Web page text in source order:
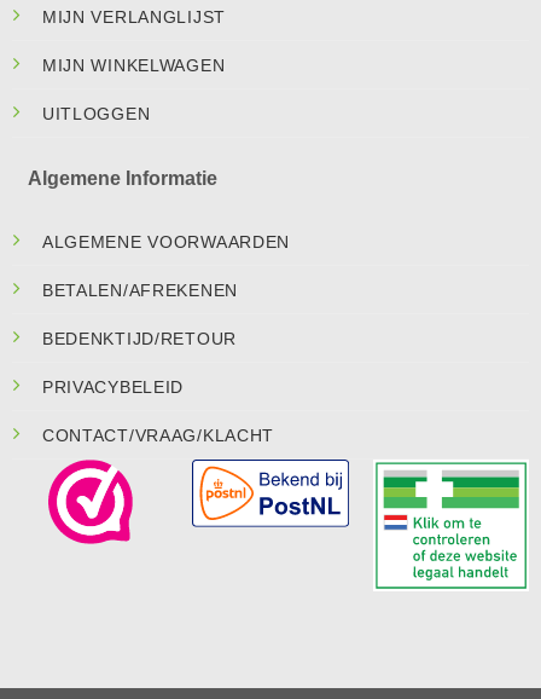
MIJN VERLANGLIJST
MIJN WINKELWAGEN
UITLOGGEN
Algemene Informatie
ALGEMENE VOORWAARDEN
BETALEN/AFREKENEN
BEDENKTIJD/RETOUR
PRIVACYBELEID
CONTACT/VRAAG/KLACHT